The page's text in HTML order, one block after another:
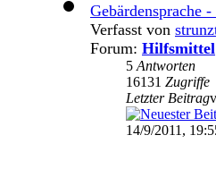
Gebärdensprache
Verfasst von
Forum: Hilfsmittel
5 Antworten
16131 Zugriffe
Letzter Beitrag
14/9/2011,